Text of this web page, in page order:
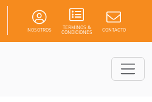
NOSOTROS
TERMINOS &
CONDICIONES
CONTACTO